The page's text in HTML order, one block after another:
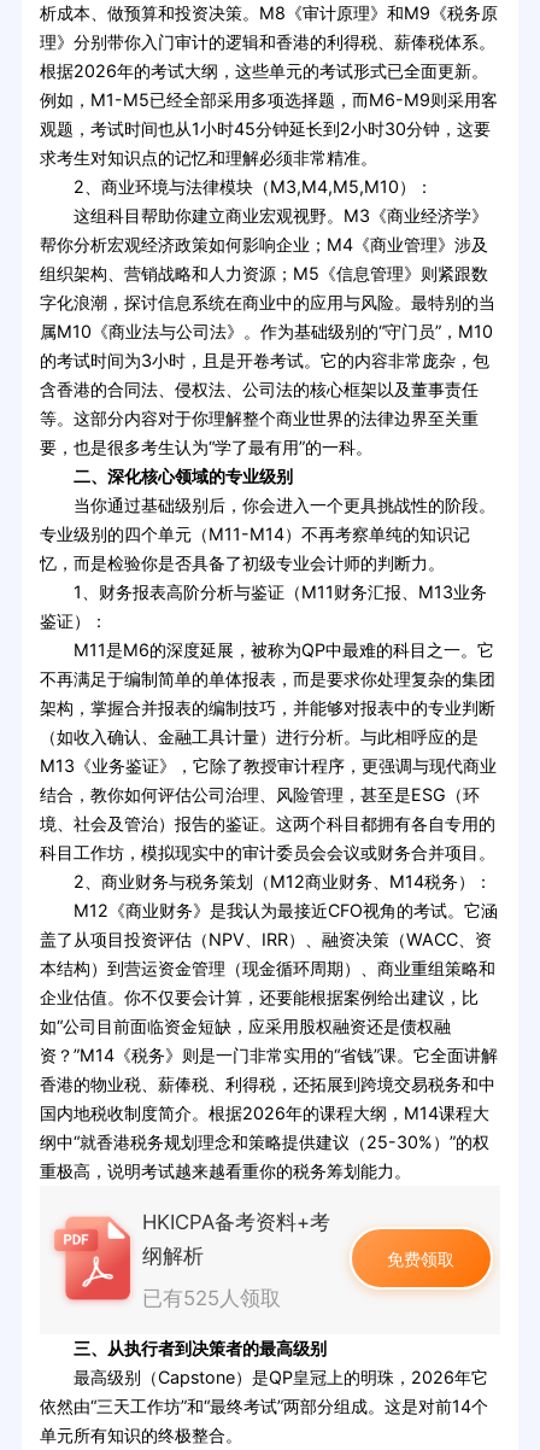
析成本、做预算和投资决策。M8《审计原理》和M9《税务原
理》分别带你入门审计的逻辑和香港的利得税、薪俸税体系。
根据2026年的考试大纲，这些单元的考试形式已全面更新。
例如，M1-M5已经全部采用多项选择题，而M6-M9则采用客
观题，考试时间也从1小时45分钟延长到2小时30分钟，这要
求考生对知识点的记忆和理解必须非常精准。
2、商业环境与法律模块（M3,M4,M5,M10）：
这组科目帮助你建立商业宏观视野。M3《商业经济学》
帮你分析宏观经济政策如何影响企业；M4《商业管理》涉及
组织架构、营销战略和人力资源；M5《信息管理》则紧跟数
字化浪潮，探讨信息系统在商业中的应用与风险。最特别的当
属M10《商业法与公司法》。作为基础级别的“守门员”，M10
的考试时间为3小时，且是开卷考试。它的内容非常庞杂，包
含香港的合同法、侵权法、公司法的核心框架以及董事责任
等。这部分内容对于你理解整个商业世界的法律边界至关重
要，也是很多考生认为“学了最有用”的一科。
二、深化核心领域的专业级别
当你通过基础级别后，你会进入一个更具挑战性的阶段。
专业级别的四个单元（M11-M14）不再考察单纯的知识记
忆，而是检验你是否具备了初级专业会计师的判断力。
1、财务报表高阶分析与鉴证（M11财务汇报、M13业务
鉴证）：
M11是M6的深度延展，被称为QP中最难的科目之一。它
不再满足于编制简单的单体报表，而是要求你处理复杂的集团
架构，掌握合并报表的编制技巧，并能够对报表中的专业判断
（如收入确认、金融工具计量）进行分析。与此相呼应的是
M13《业务鉴证》，它除了教授审计程序，更强调与现代商业
结合，教你如何评估公司治理、风险管理，甚至是ESG（环
境、社会及管治）报告的鉴证。这两个科目都拥有各自专用的
科目工作坊，模拟现实中的审计委员会会议或财务合并项目。
2、商业财务与税务策划（M12商业财务、M14税务）：
M12《商业财务》是我认为最接近CFO视角的考试。它涵
盖了从项目投资评估（NPV、IRR）、融资决策（WACC、资
本结构）到营运资金管理（现金循环周期）、商业重组策略和
企业估值。你不仅要会计算，还要能根据案例给出建议，比
如“公司目前面临资金短缺，应采用股权融资还是债权融
资？”M14《税务》则是一门非常实用的“省钱”课。它全面讲解
香港的物业税、薪俸税、利得税，还拓展到跨境交易税务和中
国内地税收制度简介。根据2026年的课程大纲，M14课程大
纲中“就香港税务规划理念和策略提供建议（25-30%）”的权
重极高，说明考试越来越看重你的税务筹划能力。
HKICPA备考资料+考
纲解析
已有525人领取
免费领取
三、从执行者到决策者的最高级别
最高级别（Capstone）是QP皇冠上的明珠，2026年它
依然由“三天工作坊”和“最终考试”两部分组成。这是对前14个
单元所有知识的终极整合。